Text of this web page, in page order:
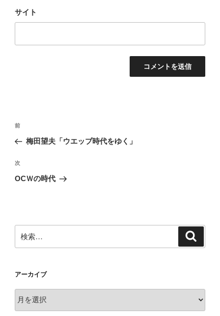
サイト
投
ナ
ビ
ゲ
ン
前
の
稿
前
梅田望夫「ウエッブ時代をゆく」
次
の
次
OCＷの時代
索:
アーカイブ
ー